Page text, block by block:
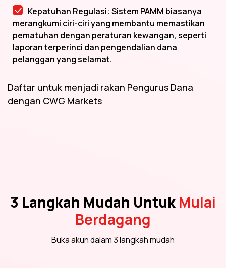
Kepatuhan Regulasi: Sistem PAMM biasanya
merangkumi ciri-ciri yang membantu memastikan
pematuhan dengan peraturan kewangan, seperti
laporan terperinci dan pengendalian dana
pelanggan yang selamat.
Daftar untuk menjadi rakan Pengurus Dana
dengan CWG Markets
3 Langkah Mudah Untuk Mulai
Berdagang
Buka akun dalam 3 langkah mudah